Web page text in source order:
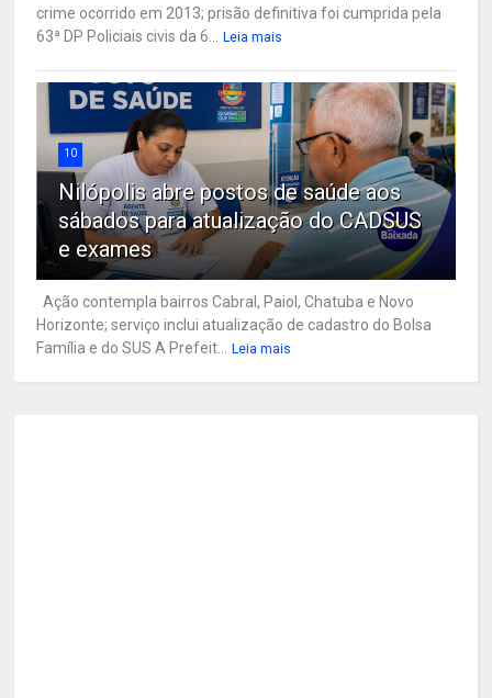
crime ocorrido em 2013; prisão definitiva foi cumprida pela
63ª DP Policiais civis da 6...
Leia mais
10
Nilópolis abre postos de saúde aos
sábados para atualização do CADSUS
e exames
Ação contempla bairros Cabral, Paiol, Chatuba e Novo
Horizonte; serviço inclui atualização de cadastro do Bolsa
Família e do SUS A Prefeit...
Leia mais